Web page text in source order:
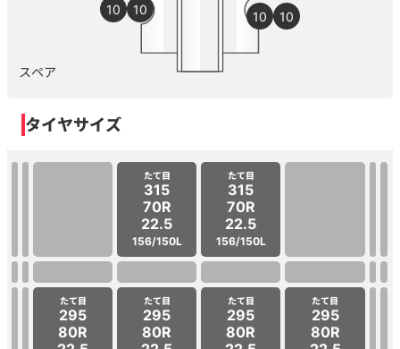
10
10
10 10
スペア
タイヤサイズ
たて目
315
70R
22.5
156/150L
たて目
315
70R
22.5
156/150L
たて目
295
80R
たて目
295
80R
たて目
295
80R
たて目
295
80R